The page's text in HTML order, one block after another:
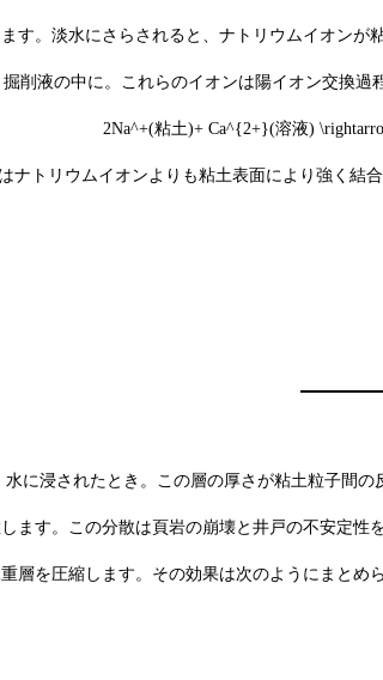
す。淡水にさらされると、ナトリウムイオンが
掘削液の中に。これらのイオンは陽イオン交換過
2Na^+(粘土)+ Ca^{2+}(溶液)
ナトリウムイオンよりも粘土表面により強く結
水に浸されたとき。この層の厚さが粘土粒子間の
す。この分散は頁岩の崩壊と井戸の不安定性
層を圧縮します。その効果は次のようにまとめ